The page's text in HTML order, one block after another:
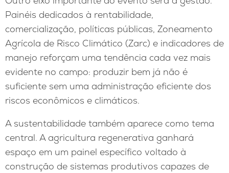
Painéis dedicados à rentabilidade,
comercialização, políticas públicas, Zoneamento
Agrícola de Risco Climático (Zarc) e indicadores de
manejo reforçam uma tendência cada vez mais
evidente no campo: produzir bem já não é
suficiente sem uma administração eficiente dos
riscos econômicos e climáticos.
A sustentabilidade também aparece como tema
central. A agricultura regenerativa ganhará
espaço em um painel específico voltado à
construção de sistemas produtivos capazes de